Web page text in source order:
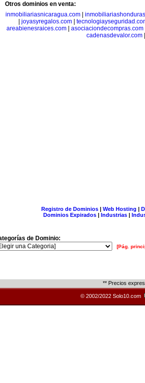
Otros dominios en venta:
inmobiliariasnicaragua.com|
joyasyregalos.com
areabienesraices.com| asociaciondecompras.com
cadenasdevalor.com|
Registro de Dominios| Web Hosting |
Dominios Expirados | Industrias |
de Dominio:
[Pág.
** Precios
© 2002/2022 Solo10.com